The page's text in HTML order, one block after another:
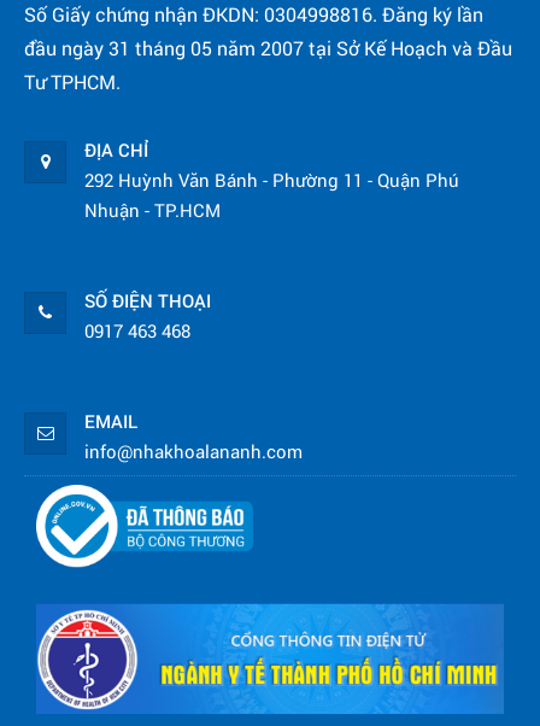
Số Giấy chứng nhận ĐKDN: 0304998816. Đăng ký lần
đầu ngày 31 tháng 05 năm 2007 tại Sở Kế Hoạch và Đầu
Tư TPHCM.
ĐỊA CHỈ
292 Huỳnh Văn Bánh - Phường 11 - Quận Phú
Nhuận - TP.HCM
SỐ ĐIỆN THOẠI
0917 463 468
EMAIL
info@nhakhoalananh.com